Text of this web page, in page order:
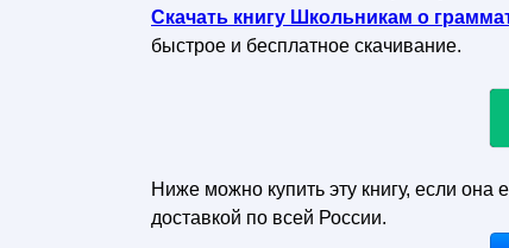
Скачать книгу Школьникам о
быстрое и бесплатное скачивание.
Ниже можно купить эту книгу, если она
доставкой по всей России.